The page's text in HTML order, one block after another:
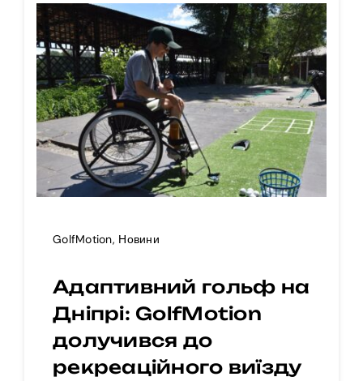
GolfMotion, Новини
Адаптивний гольф на
Дніпрі: GolfMotion
долучився до
рекреаційного виїзду